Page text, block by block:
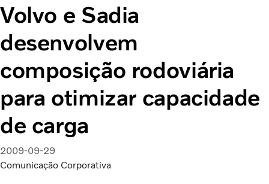
Sustentabilidade e Segurança
Volvo e Sadia
desenvolvem
composição rodoviária
para otimizar capacidade
de carga
2009-09-29
Comunicação Corporativa